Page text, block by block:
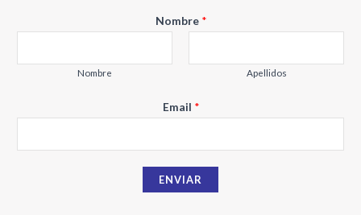
Nombre *
Nombre Apellidos
m
l
Email *
ENVIAR